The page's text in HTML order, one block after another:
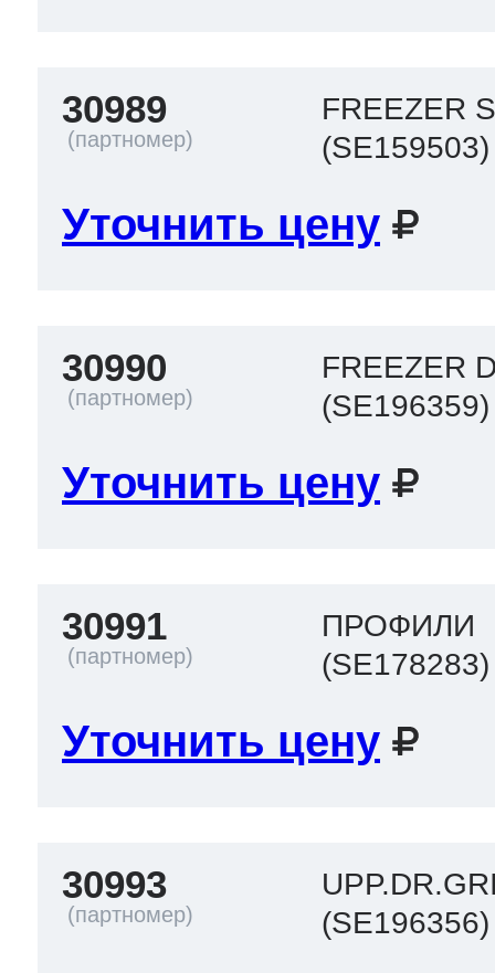
30989
FREEZER
(SE159503)
Уточнить цену
30990
FREEZER
(SE196359)
Уточнить цену
30991
ПРОФИЛИ
(SE178283)
Уточнить цену
30993
(SE196356)